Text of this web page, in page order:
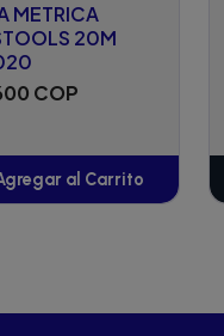
METRICA
20M
COP
al Carrito